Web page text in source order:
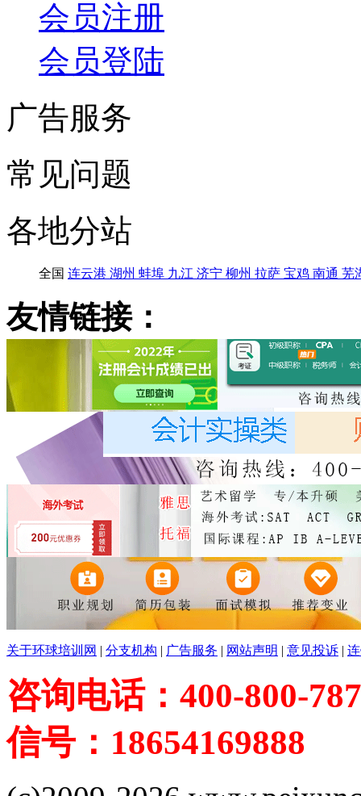
会员注册
会员登陆
广告服务
常见问题
各地分站
全国 连云港 湖州 蚌埠 九江 济宁 柳州 拉萨 宝鸡 南通 芜
友情链接：
关于环球培训网 | 分支机构 | 广告服务 | 网站声明 | 意见投诉 |
咨询电话：400-800-
信号：18654169888